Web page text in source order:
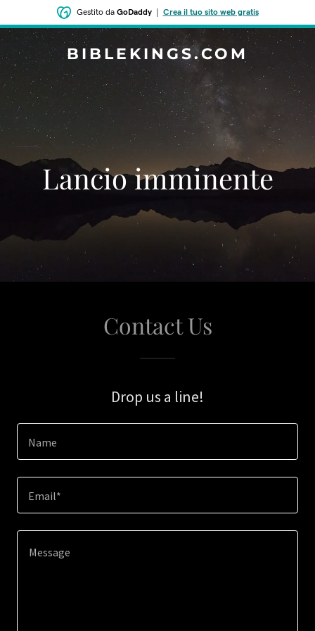
Gestito da GoDaddy| Crea il tuo sito web gratis
BIBLEKINGS.COM
‌Lancio imminente
Contact Us
Drop us a line!
Name
Email*